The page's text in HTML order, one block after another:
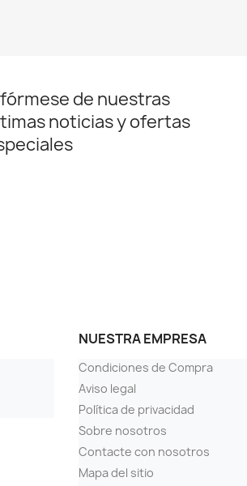
de nuestras
noticias y ofertas
NUESTRA EMPRESA
Condiciones de Compra
Aviso legal
Política de privacidad
Sobre nosotros
Contacte con nosotros
Mapa del sitio